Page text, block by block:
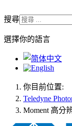
搜尋
選擇你的語言
你目前位置:
Teledyne
Moment 高分